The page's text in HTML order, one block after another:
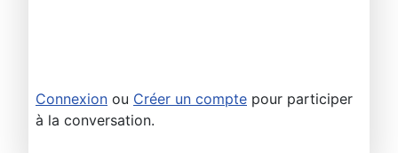
Connexion ou Créer un compte pour participer
à la conversation.